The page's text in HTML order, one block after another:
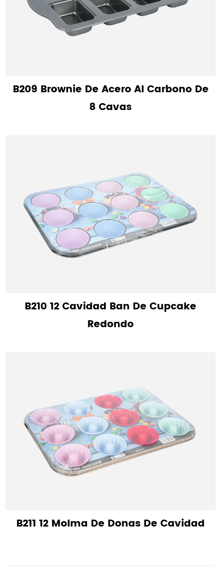
B209 Brownie De Acero Al Carbono De
8 Cavas
B210 12 Cavidad Ban De Cupcake
Redondo
B211 12 Molma De Donas De Cavidad